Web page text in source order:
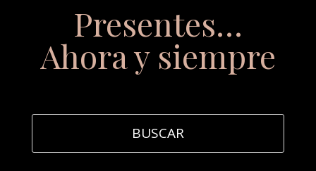
Presentes…
Ahora y siempre